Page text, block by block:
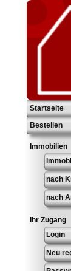
Startseite
Bestellen
Immobilien
nach
nach
Ihr Zugang
Login
Neu